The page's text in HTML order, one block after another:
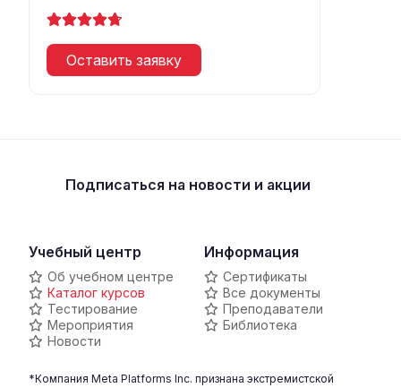
Оставить заявку
Подписаться на новости и акции
Учебный центр
Об учебном центре
Каталог курсов
Тестирование
Мероприятия
Новости
Информация
Сертификаты
Все документы
Преподаватели
Библиотека
*Компания Meta Platforms Inc. признана экстремистской